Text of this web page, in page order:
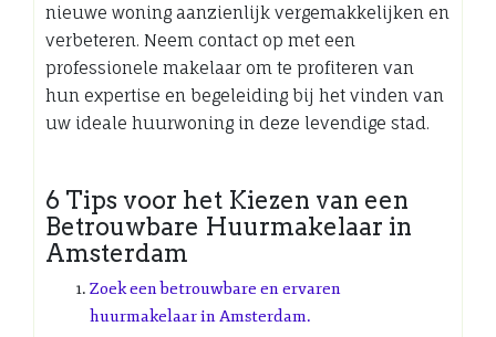
nieuwe woning aanzienlijk vergemakkelijken en
verbeteren. Neem contact op met een
professionele makelaar om te profiteren van
hun expertise en begeleiding bij het vinden van
uw ideale huurwoning in deze levendige stad.
6 Tips voor het Kiezen van een
Betrouwbare Huurmakelaar in
Amsterdam
Zoek een betrouwbare en ervaren
huurmakelaar in Amsterdam.